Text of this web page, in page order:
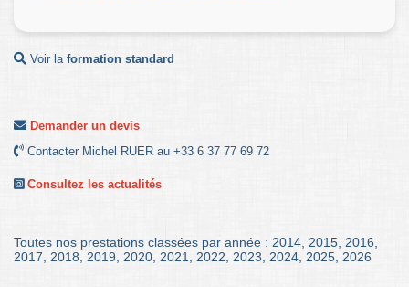
Voir la formation standard
Demander un devis
Contacter Michel RUER au +33 6 37 77 69 72
Consultez les actualités
Toutes nos prestations classées par année : 2014 2015 2016
2017
2018 2019 2020 2021 2022 2023 2024 2025 2026